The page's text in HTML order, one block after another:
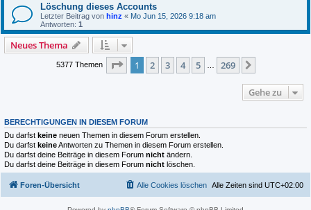
Löschung dieses Accounts
Letzter Beitrag von hinz « Mo Jun 15, 2026 9:18 am
Antworten: 1
Neues Thema
5377 Themen Seite 1von 269
1 2 3 4 5 269
Gehe zu
BERECHTIGUNGEN IN DIESEM FORUM
Du darfst keine neuen Themen in diesem Forum erstellen.
Du darfst keineAntworten zu Themen in diesem Forum erstellen.
Du darfst deine Beiträge in diesem Forum nicht ändern.
Du darfst deine Beiträge in diesem Forum nicht löschen.
Foren-Übersicht Alle Zeiten sind UTC+02:00
Alle Cookies löschen